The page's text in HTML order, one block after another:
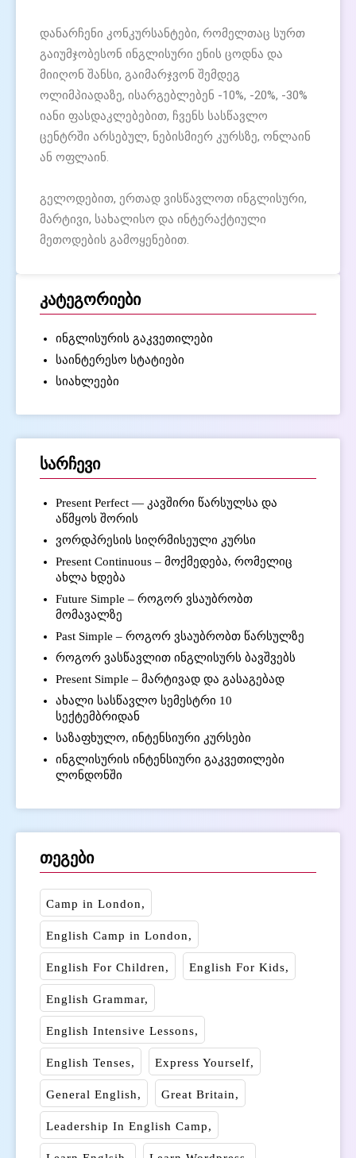
კატეგორიები
ინგლისურის გაკვეთილები
საინტერესო სტატიები
სიახლეები
სარჩევი
Present Perfect — კავშირი წარსულსა და
აწმყოს შორის
ვორდპრესის სიღრმისეული კურსი
Present Continuous – მოქმედება, რომელიც
ახლა ხდება
Future Simple – როგორ ვსაუბრობთ
მომავალზე
Past Simple – როგორ ვსაუბრობთ წარსულზე
როგორ ვასწავლით ინგლისურს ბავშვებს
Present Simple – მარტივად და გასაგებად
ახალი სასწავლო სემესტრი 10
სექტემბრიდან
საზაფხულო, ინტენსიური კურსები
ინგლისურის ინტენსიური გაკვეთილები
ლონდონში
თეგები
Camp in London
English Camp in London
English For Children English For Kids
English Grammar
English Intensive Lessons
English Tenses Express Yourself
General English Great Britain
Leadership In English Camp
დანარჩენი კონკურსანტები, რომელთაც სურთ
გაიუმჯობესონ ინგლისური ენის ცოდნა და
მიიღონ შანსი, გაიმარჯვონ შემდეგ
ოლიმპიადაზე, ისარგებლებენ -10%, -20%, -30%
იანი ფასდაკლებებით, ჩვენს სასწავლო
ცენტრში არსებულ, ნებისმიერ კურსზე, ონლაინ
ან ოფლაინ.
გელოდებით, ერთად ვისწავლოთ ინგლისური,
მარტივი, სახალისო და ინტერაქტიული
მეთოდების გამოყენებით.